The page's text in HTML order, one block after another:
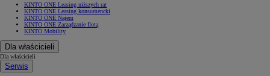
KINTO ONE Leasing niższych rat
KINTO ONE Leasing konsumencki
KINTO ONE Najem
KINTO ONE Zarządzanie flotą
KINTO Mobility
Dla właścicieli
Dla właścicieli
Serwis